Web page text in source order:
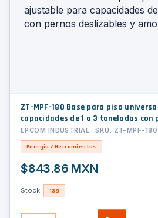
ZT-MPF-180 Base para piso
capacidades de 1 a 3 toneladas con
amortiguación
EPCOM INDUSTRIAL · SKU: ZT-MPF-180
Energía / Herramientas
$843.86 MXN
Stock: 139